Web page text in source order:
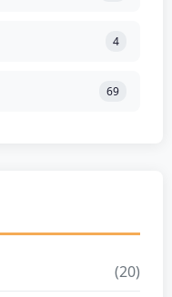
4
69
(20)